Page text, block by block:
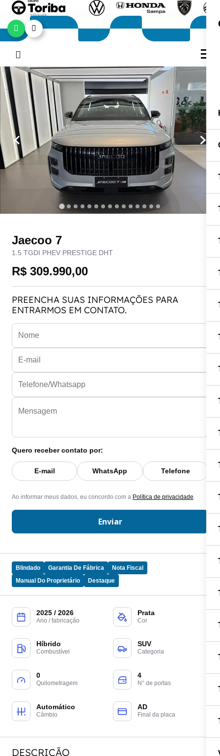
Blindado Garantia De Fábrica
Nota Fiscal
Manual Do Proprietário
Destaque
2025 / 2026
Ano / fabricação
Prata
Cor
Híbrido
Combustível
SUV
Categoria
0
Quilometragem
4
N° de portas
Automático
Câmbio
AD
Final da placa
DESCRIÇÃO
Jaecoo 7
1.5 TGDI PHEV PRESTIGE DHT
R$ 309.990,00
PREENCHA SUAS INFORMAÇÕES PARA
ENTRARMOS EM CONTATO.
Quero receber contato por:
E-mail WhatsApp Telefone
Ao informar meus dados, eu concordo com a Política de privacidade
Enviar